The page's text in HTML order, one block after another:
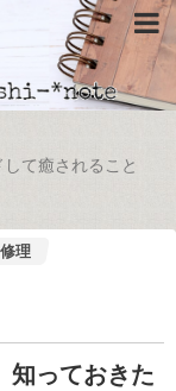
て癒されること
理
知っておきた